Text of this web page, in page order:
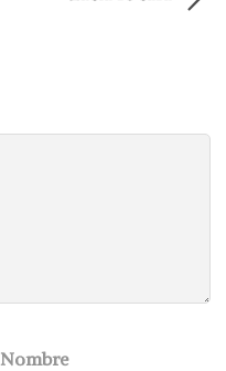
Nombre